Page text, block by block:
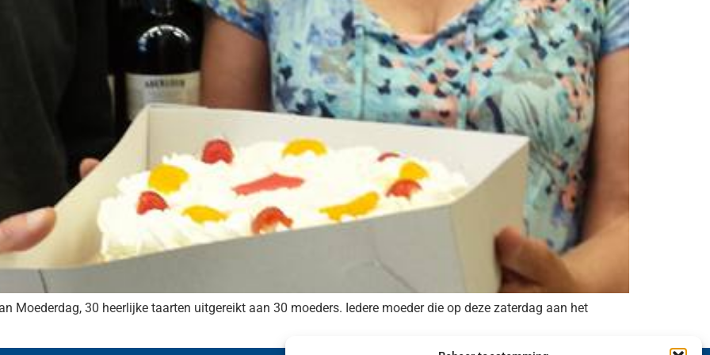
Moederdag, 30 heerlijke taarten uitgereikt aan 30 moeders. Iedere moeder die op deze zaterdag aan het